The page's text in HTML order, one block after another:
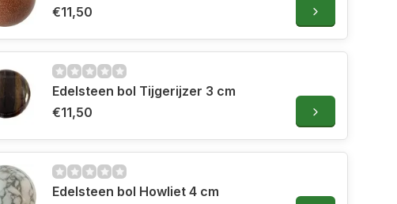
€11,50
Edelsteen bol Tijgerijzer 3 cm
€11,50
Edelsteen bol Howliet 4 cm